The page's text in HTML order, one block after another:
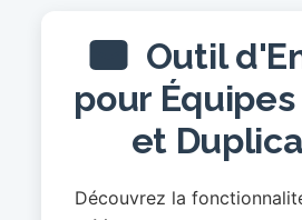
Outil
pour
et
Découvrez la